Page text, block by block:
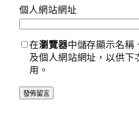
個人網站網址
在瀏覽器中儲存顯示名稱
及個人網站網址，以供下
用。